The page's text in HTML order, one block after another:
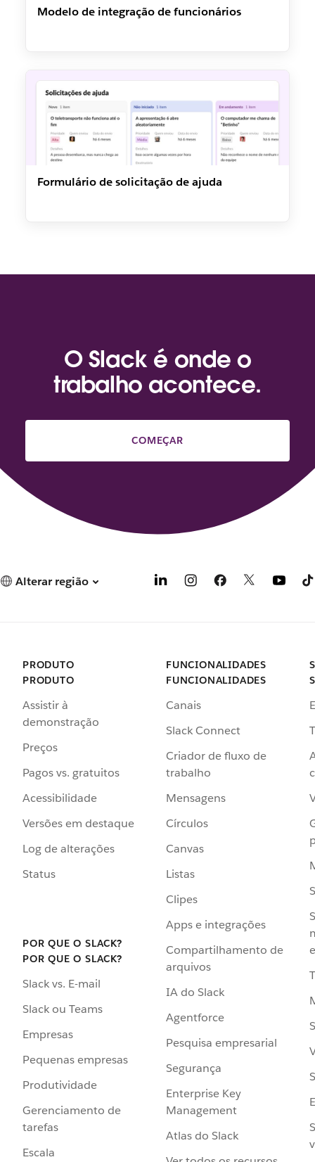
Modelo de integração de funcionários
Formulário de solicitação de ajuda
O Slack é onde o
trabalho acontece.
COMEÇAR
Alterar região
PRODUTO
PRODUTO
Assistir à
demonstração
Preços
Pagos vs. gratuitos
Acessibilidade
Versões em destaque
Log de alterações
Status
POR QUE O SLACK?
POR QUE O SLACK?
Slack vs. E-mail
Slack ou Teams
Empresas
Pequenas empresas
Produtividade
Gerenciamento de
tarefas
Escala
FUNCIONALIDADES
FUNCIONALIDADES
Canais
Slack Connect
Criador de fluxo de
trabalho
Mensagens
Círculos
Canvas
Listas
Clipes
Apps e integrações
Compartilhamento de
arquivos
IA do Slack
Agentforce
Pesquisa empresarial
Segurança
Enterprise Key
Management
Atlas do Slack